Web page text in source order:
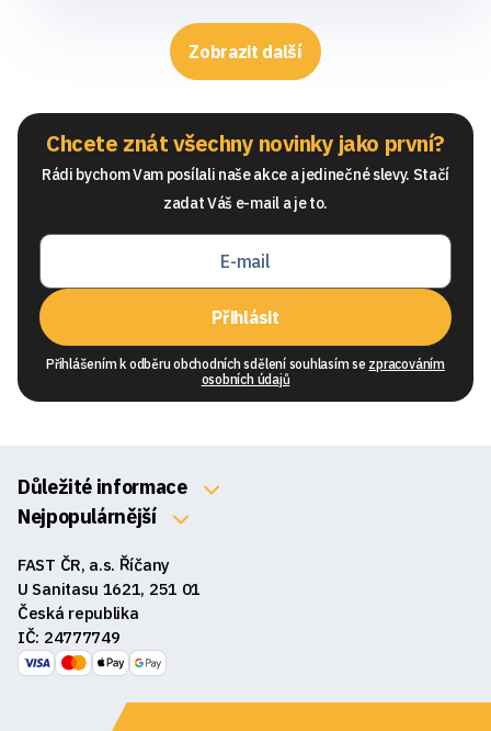
Zobrazit další
Chcete znát všechny novinky jako první?
Rádi bychom Vam posílali naše akce a jedinečné slevy. Stačí
zadat Váš e-mail a je to.
Přihlásit
Přihlášením k odběru obchodních sdělení souhlasím se zpracováním
osobních údajů
Důležité informace
O nás
Obchodní podmínky
Reklamace a vrácení zboží
GDPR
Nejpopulárnější
Myši
Sluchátka
Reproduktory
Podložky pod myš
FAST ČR, a.s. Říčany
U Sanitasu 1621, 251 01
Česká republika
IČ: 24777749